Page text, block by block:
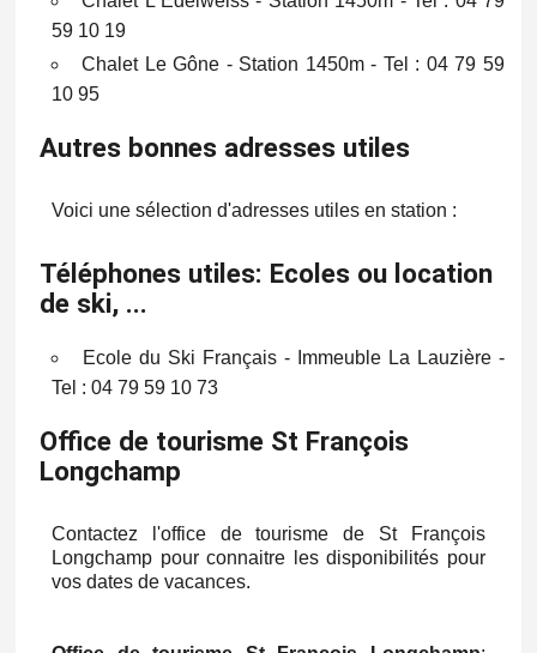
59 10 19
Chalet Le Gône - Station 1450m - Tel : 04 79 59
10 95
Autres bonnes adresses utiles
Voici une sélection d'adresses utiles en station :
Téléphones utiles: Ecoles ou location
de ski, ...
Ecole du Ski Français - Immeuble La Lauzière -
Tel : 04 79 59 10 73
Office de tourisme St François
Longchamp
Contactez l'office de tourisme de St François
Longchamp pour connaitre les disponibilités pour
vos dates de vacances.